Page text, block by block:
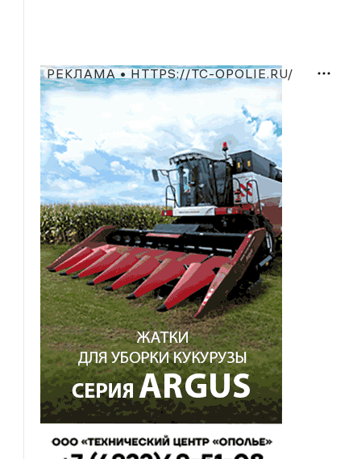
РЕКЛАМА • HTTPS://TC-OPOLIE.RU/